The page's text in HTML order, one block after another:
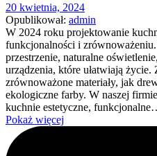
20 kwietnia, 2024
Opublikował: admin
W 2024 roku projektowanie
funkcjonalności i
przestrzenie, naturalne
urządzenia, które ułatwiają życie.
zrównoważone materiały, jak
ekologiczne farby. W naszej
kuchnie estetyczne,
Pokaż więcej